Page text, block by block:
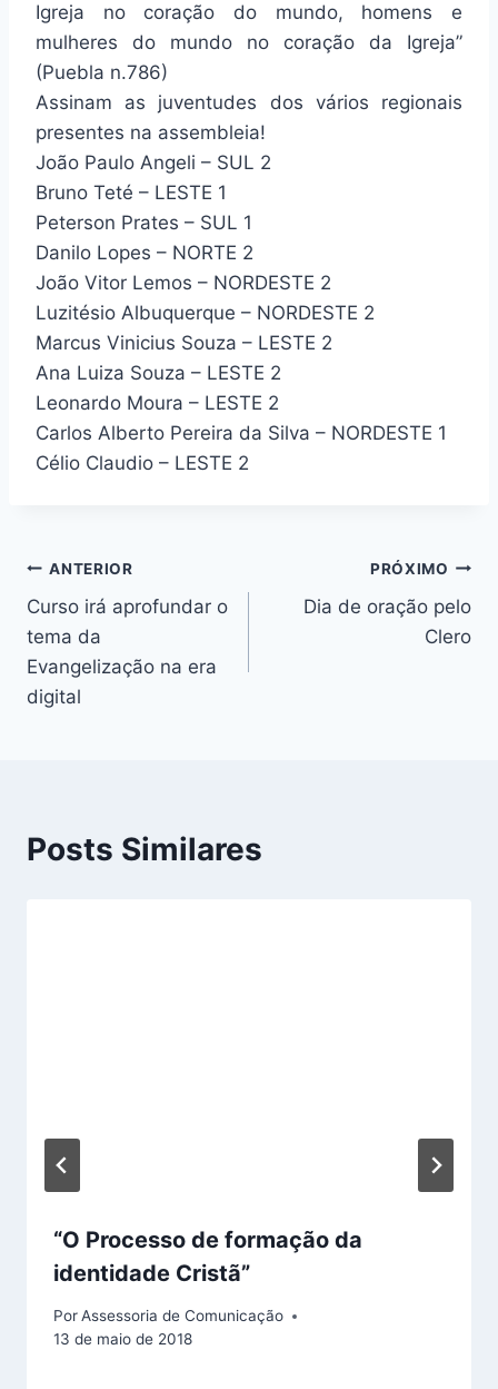
Igreja no coração do mundo, homens e
mulheres do mundo no coração da Igreja”
(Puebla n.786)
Assinam as juventudes dos vários regionais
presentes na assembleia!
João Paulo Angeli – SUL 2
Bruno Teté – LESTE 1
Peterson Prates – SUL 1
Danilo Lopes – NORTE 2
João Vitor Lemos – NORDESTE 2
Luzitésio Albuquerque – NORDESTE 2
Marcus Vinicius Souza – LESTE 2
Ana Luiza Souza – LESTE 2
Leonardo Moura – LESTE 2
Carlos Alberto Pereira da Silva – NORDESTE 1
Célio Claudio – LESTE 2
Navegação
de
Post
ANTERIOR
Curso irá aprofundar o
tema da
Evangelização na era
digital
PRÓXIMO
Dia de oração pelo
Clero
Posts Similares
“O Processo de formação da
identidade Cristã”
PorAssessoria de Comunicação
13 de maio de 2018